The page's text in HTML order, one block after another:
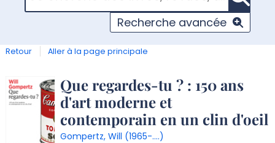
Recherche avancée
Retour Aller à la page principale
Détail
document
Que regardes-tu ? : 150 ans
d'art moderne et
contemporain en un clin d'oeil
Gompertz, Will (1965-....)